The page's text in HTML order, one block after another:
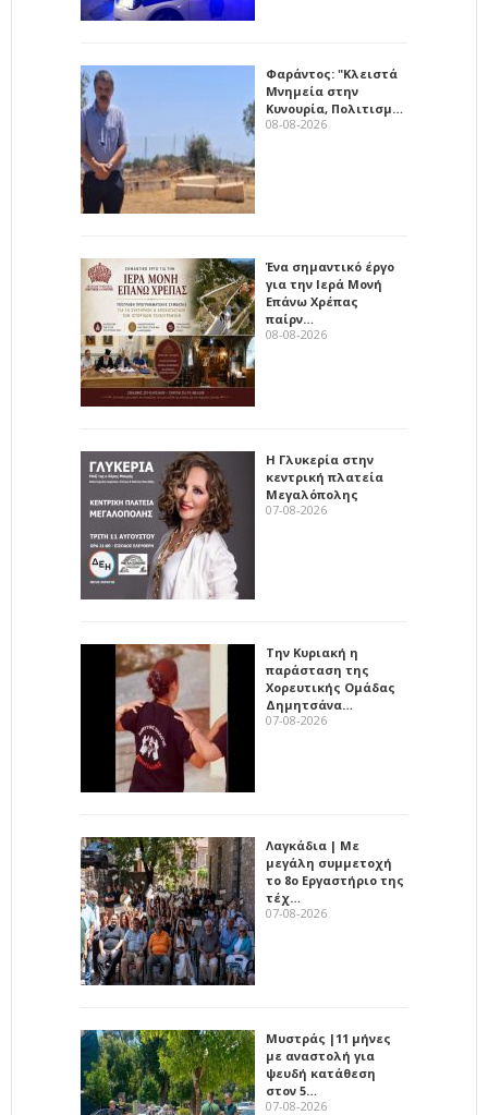
Φαράντος: "Κλειστά
Μνημεία στην
Κυνουρία, Πολιτισμ…
08-08-2026
Ένα σημαντικό έργο
για την Ιερά Μονή
Επάνω Χρέπας
παίρν…
08-08-2026
Η Γλυκερία στην
κεντρική πλατεία
Μεγαλόπολης
07-08-2026
Την Κυριακή η
παράσταση της
Χορευτικής Ομάδας
Δημητσάνα…
07-08-2026
Λαγκάδια | Με
μεγάλη συμμετοχή
το 8ο Εργαστήριο της
τέχ…
07-08-2026
Μυστράς |11 μήνες
με αναστολή για
ψευδή κατάθεση
στον 5…
07-08-2026